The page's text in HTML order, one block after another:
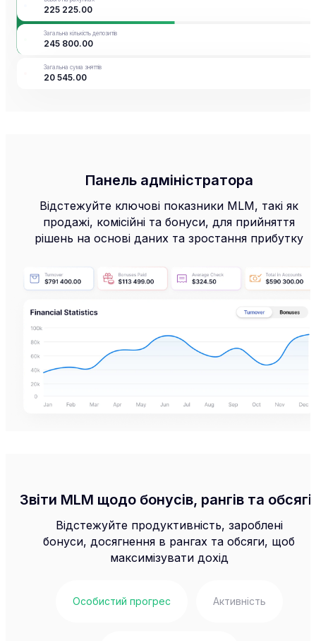
00
Поповнити Вивести
225 225.00
Загальна кількість депозитів
245 800.00
Загальна сума зняттів
20 545.00
Панель адміністратора
Відстежуйте ключові показники MLM, такі як
продажі, комісійні та бонуси, для прийняття
рішень на основі даних та зростання прибутку
Звіти MLM щодо бонусів, рангів та
Відстежуйте продуктивність, зароблені
бонуси, досягнення в рангах та обсяги, щоб
максимізувати дохід
Особистий прогрес Активність